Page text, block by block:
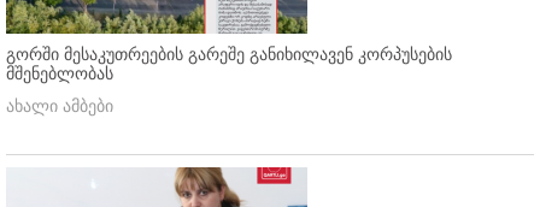
გორში მესაკუთრეების გარეშე განიხილავენ კორპუსების
მშენებლობას
ახალი ამბები